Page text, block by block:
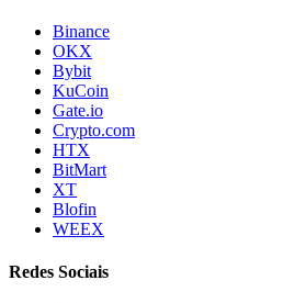
Binance
OKX
Bybit
KuCoin
Gate.io
Crypto.com
HTX
BitMart
XT
Blofin
WEEX
Redes Sociais